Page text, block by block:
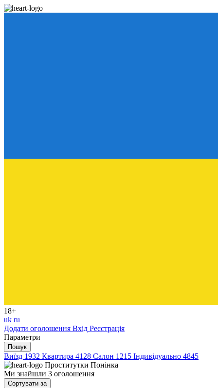
18+
uk ru
Додати оголошення Вхід Реєстрація
Параметри
Пошук
Виїзд 1932 Квартира 4128 Салон 1215 Індивідуально 4845
Проститутки Понінка
Ми знайшли 3 оголошення
Сортувати за